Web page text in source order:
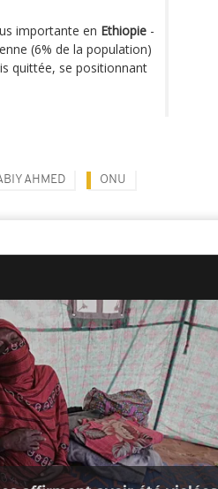
importante en Ethiopie -
(6% de la population)
quittée, se positionnant
AHMED ONU